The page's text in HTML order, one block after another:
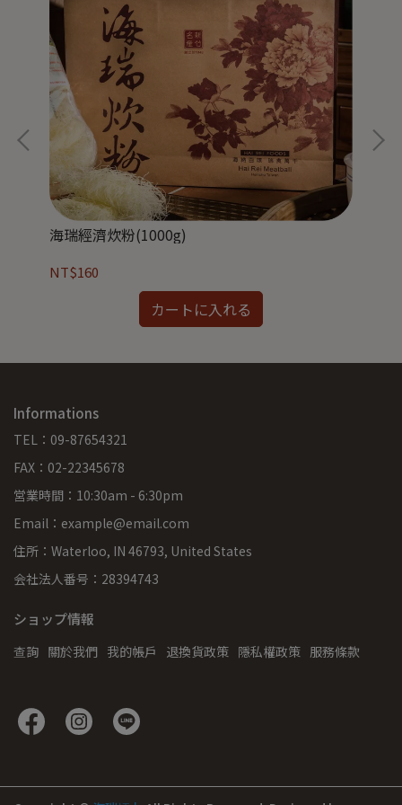
海瑞經濟炊粉(1000g)
NT$160
カートに入れる
Informations
TEL：09-87654321
FAX：02-22345678
営業時間：10:30am - 6:30pm
Email：example@email.com
住所：Waterloo, IN 46793, United States
会社法人番号：28394743
ショップ情報
查詢 關於我們 我的帳戶 退換貨政策 隱私權政策 服務條款